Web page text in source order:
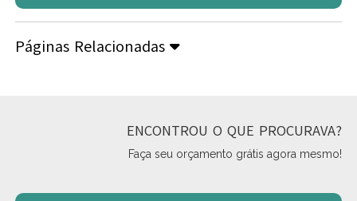
Páginas Relacionadas
ENCONTROU O QUE PROCURAVA?
Faça seu orçamento grátis agora mesmo!